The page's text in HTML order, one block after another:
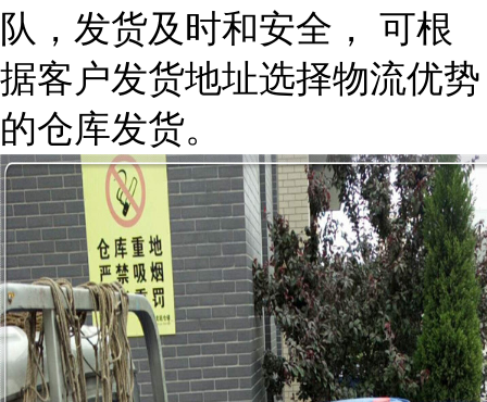
队，发货及时和安全， 可根
据客户发货地址选择物流优势
的仓库发货。